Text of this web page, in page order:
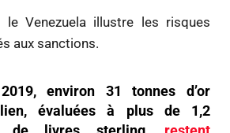
le Venezuela illustre les risques
aux sanctions.
environ 31 tonnes d’or
évaluées à plus de 1,2